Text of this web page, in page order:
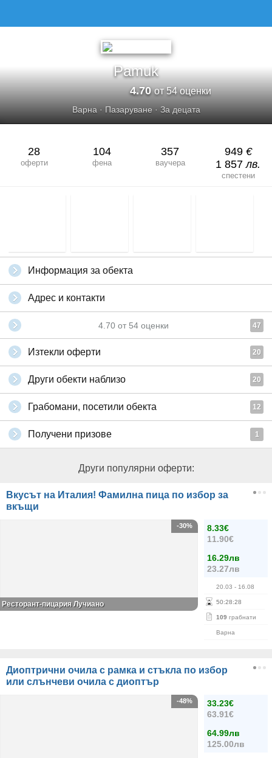
Pamuk
4.70от 54 оценки
Варна· Пазаруване· За децата
28
оферти
104
фена
357
ваучера
949 €
1 857лв.
спестени
Информация за обекта
Адрес и контакти
4.70 от 54 оценки 47
Изтекли оферти 20
Други обекти наблизо 20
Грабомани, посетили обекта 12
Получени призове 1
Други популярни оферти:
Вкусът на Италия! Фамилна пица по избор за
вкъщи
8.33€
11.90€
16.29лв
23.27лв
20.03 - 16.08
50:28:28
109 грабнати
Варна
-30%
Ресторант-пицария Лучиано
Диоптрични очила с рамка и стъкла по избор
или слънчеви очила с диоптър
33.23€
63.91€
64.99лв
125.00лв
-48%